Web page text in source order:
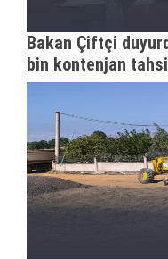
Bakan Çiftçi duyurdu: 81 ilin
bin kontenjan